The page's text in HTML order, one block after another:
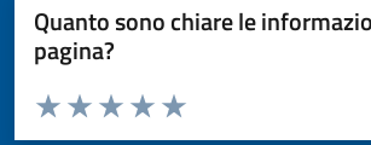
Quanto sono chiare le
pagina?
Valuta da 1 a 5 stelle la pagina
Valuta 5 stelle su 5
Valuta 4 stelle su 5
Valuta 3 stelle su 5
Valuta 2 stelle su 5
Valuta 1 stelle su 5